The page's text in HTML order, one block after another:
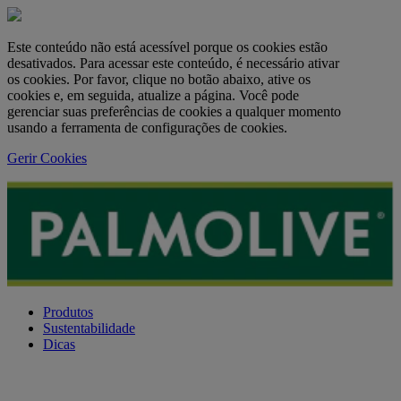
Este conteúdo não está acessível porque os cookies estão
desativados. Para acessar este conteúdo, é necessário ativar
os cookies. Por favor, clique no botão abaixo, ative os
cookies e, em seguida, atualize a página. Você pode
gerenciar suas preferências de cookies a qualquer momento
usando a ferramenta de configurações de cookies.
Gerir Cookies
Produtos
Sustentabilidade
Dicas